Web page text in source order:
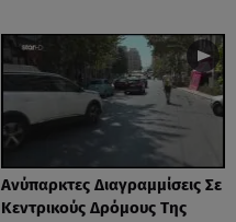
Ανύπαρκτες Διαγραμμίσεις Σε
Κεντρικούς Δρόμους Της